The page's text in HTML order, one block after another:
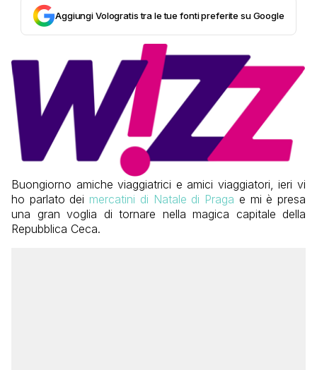
Aggiungi Vologratis tra le tue fonti preferite su Google
Buongiorno amiche viaggiatrici e amici viaggiatori, ieri vi
ho parlato dei mercatini di Natale di Praga e mi è presa
una gran voglia di tornare nella magica capitale della
Repubblica Ceca.